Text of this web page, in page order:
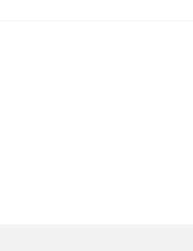
。儿子说：“我看见一个金头发的孩子
彩的石头。”儿子笑着总结：
。”
有其他声音，然而世界上一切美丽
他甚至没有为自己留下买一口棺材的
交响乐《第四十一交响曲》。